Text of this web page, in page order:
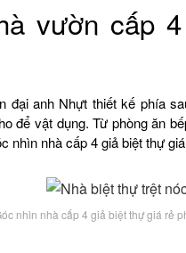
vườn cấp
đại anh Nhựt thiết kế phía
để vật dụng. Từ phòng ăn
nhìn nhà cấp 4 giả biệt thự
nhìn nhà cấp 4 giả biệt thự giá rẻ